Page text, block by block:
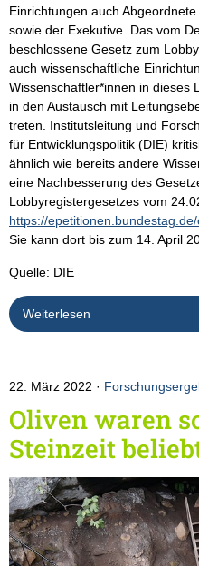
Einrichtungen auch
sowie der Exekutive. Das vom
beschlossene Gesetz zum
auch wissenschaftliche
Wissenschaftler*innen in dieses
in den Austausch mit
treten. Institutsleitung und
für Entwicklungspolitik (DIE)
ähnlich wie bereits andere
eine Nachbesserung des
Lobbyregistergesetzes vom
https://
Sie kann dort bis zum 14. April
Quelle: DIE
Weiterlesen
22. März 2022
Oliven waren
Steinzeit